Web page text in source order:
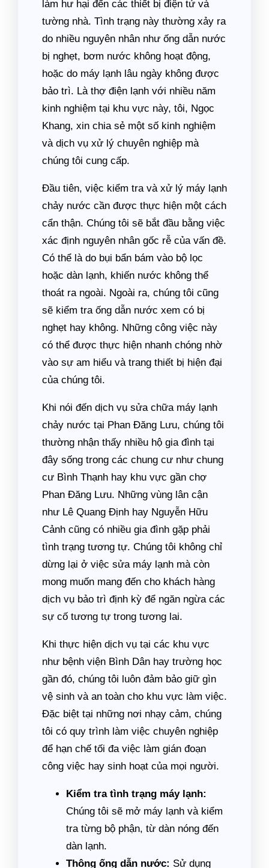
làm hư hại đến các thiết bị điện tử và
tường nhà. Tình trạng này thường xảy ra
do nhiều nguyên nhân như ống dẫn nước
bị nghẹt, bơm nước không hoạt động,
hoặc do máy lạnh lâu ngày không được
bảo trì. Là thợ điện lạnh với nhiều năm
kinh nghiệm tại khu vực này, tôi, Ngọc
Khang, xin chia sẻ một số kinh nghiệm
và dịch vụ xử lý chuyên nghiệp mà
chúng tôi cung cấp.
Đầu tiên, việc kiểm tra và xử lý máy lạnh
chảy nước cần được thực hiện một cách
cẩn thận. Chúng tôi sẽ bắt đầu bằng việc
xác định nguyên nhân gốc rễ của vấn đề.
Có thể là do bụi bẩn bám vào bộ lọc
hoặc dàn lạnh, khiến nước không thể
thoát ra ngoài. Ngoài ra, chúng tôi cũng
sẽ kiểm tra ống dẫn nước xem có bị
nghẹt hay không. Những công việc này
có thể được thực hiện nhanh chóng nhờ
vào sự am hiểu và trang thiết bị hiện đại
của chúng tôi.
Khi nói đến dịch vụ sửa chữa máy lạnh
chảy nước tại Phan Đăng Lưu, chúng tôi
thường nhận thấy nhiều hộ gia đình tại
đây sống trong các chung cư như chung
cư Bình Thạnh hay khu vực gần chợ
Phan Đăng Lưu. Những vùng lân cận
như Lê Quang Định hay Nguyễn Hữu
Cảnh cũng có nhiều gia đình gặp phải
tình trạng tương tự. Chúng tôi không chỉ
dừng lại ở việc sửa máy lạnh mà còn
mong muốn mang đến cho khách hàng
dịch vụ bảo trì định kỳ để ngăn ngừa các
sự cố tương tự trong tương lai.
Khi thực hiện dịch vụ tại các khu vực
như bệnh viện Bình Dân hay trường học
gần đó, chúng tôi luôn đảm bảo giữ gìn
vệ sinh và an toàn cho khu vực làm việc.
Đặc biệt tại những nơi nhạy cảm, chúng
tôi có quy trình làm việc chuyên nghiệp
để hạn chế tối đa việc làm gián đoạn
công việc hay sinh hoạt của mọi người.
Kiểm tra tình trạng máy lạnh:
Chúng tôi sẽ mở máy lạnh và kiểm
tra từng bộ phận, từ dàn nóng đến
dàn lạnh.
Thông ống dẫn nước: Sử dụng